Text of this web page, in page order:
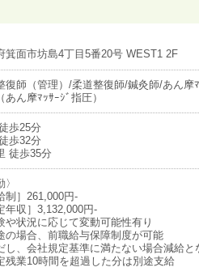
箕面市坊島4丁目5番20号 WEST1 2F
復師（管理）/柔道整復師/鍼灸師/あん
あん摩ﾏｯｻｰｼﾞ指圧）
歩25分
歩32分
徒歩35分
〉
制］261,000円-
年収］3,132,000円-
や状況に応じて変動可能性有り
の場合、前職給与保障制度が可能
し、会社規定基準に満たない場合減給と
残業10時間を超過した分は別途支給